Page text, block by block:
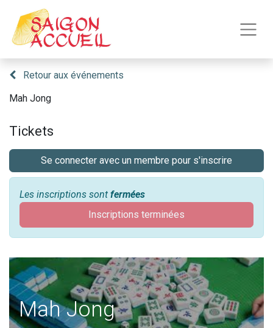
Retour aux événements
Mah Jong
Tickets
Se connecter avec un membre pour s'inscrire
Les inscriptions sont fermées
Inscriptions terminées
Mah Jong